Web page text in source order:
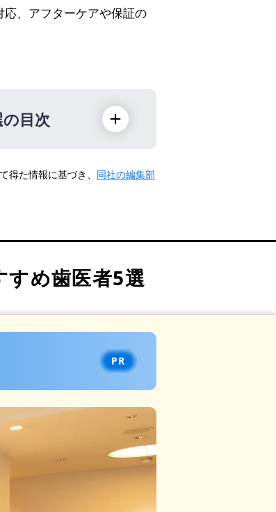
、アフターケアや保証の
目次
た情報に基づき、 同社の編集部
すめ歯医者5選